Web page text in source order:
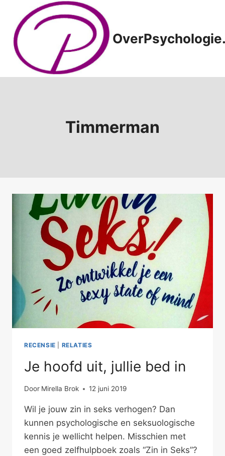
Doorgaan
inhoud
Timmerman
RECENSIE RELATIES
Je hoofd uit, jullie bed in
Door Mirella Brok 12 juni 2019
Wil je jouw zin in seks verhogen? Dan
kunnen psychologische en seksuologische
kennis je wellicht helpen. Misschien met
een goed zelfhulpboek zoals “Zin in Seks”?